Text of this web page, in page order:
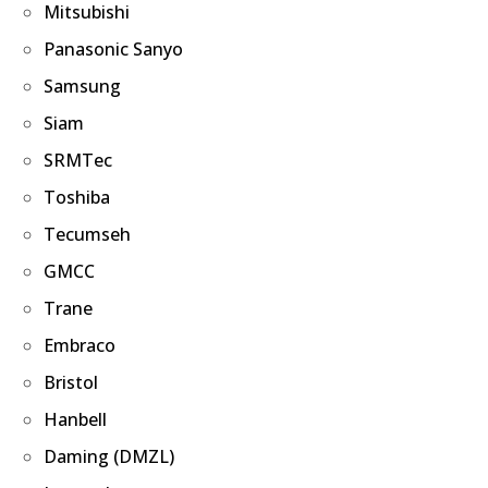
Mitsubishi
Panasonic Sanyo
Samsung
Siam
SRMTec
Toshiba
Tecumseh
GMCC
Trane
Embraco
Bristol
Hanbell
Daming (DMZL)